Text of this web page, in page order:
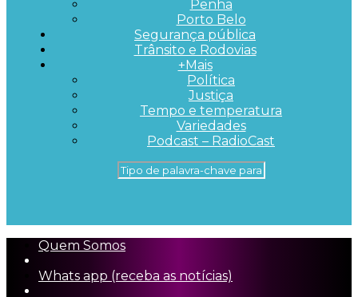
Penha
Porto Belo
Segurança pública
Trânsito e Rodovias
+Mais
Política
Justiça
Tempo e temperatura
Variedades
Podcast – RadioCast
Quem Somos
Whats app (receba as notícias)